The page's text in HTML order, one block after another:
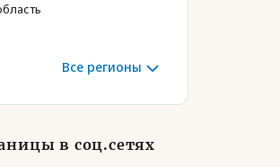
Все регионы
в соц.сетях